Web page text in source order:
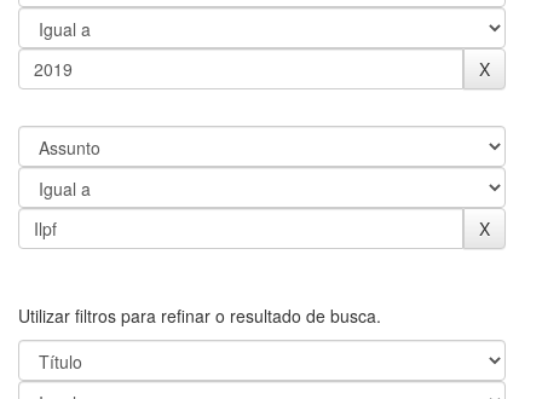
Utilizar filtros para refinar o resultado de busca.